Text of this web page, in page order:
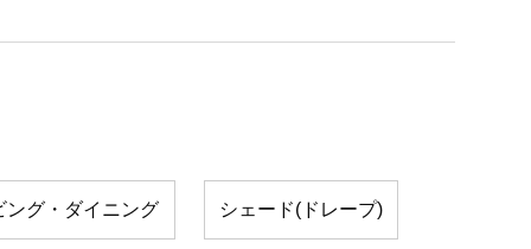
ング・ダイニング シェード(ドレープ)